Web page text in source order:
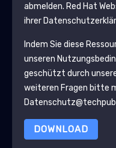
abmelden. Red Hat
ihrer
Indem Sie diese
unseren
geschützt durch
weiteren Fragen bitte
DOWNLOAD